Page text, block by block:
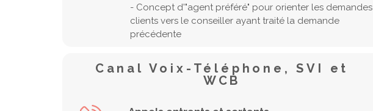
- Concept d'"agent préféré" pour orienter les demandes
clients vers le conseiller ayant traité la demande
précédente
Canal Voix-Téléphone, SVI et
WCB